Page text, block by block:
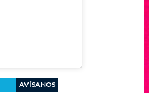
AVÍSANOS